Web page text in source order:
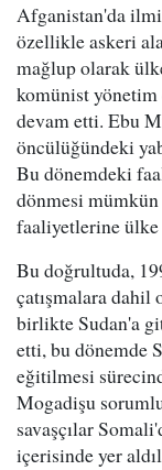
Afganistan'da
özellikle askeri
mağlup olarak
komünist yönetim
devam etti. Ebu
öncülüğündeki
Bu dönemdeki
dönmesi mümkün
faaliyetlerine ülke
Bu doğrultuda,
çatışmalara dahil
birlikte Sudan'a
etti, bu dönemde
eğitilmesi
Mogadişu
savaşçılar
içerisinde yer